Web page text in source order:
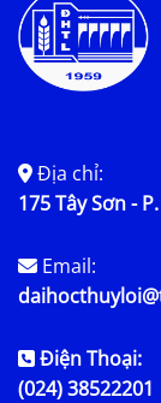
Địa chỉ:
175 Tây Sơn -
Email:
Điện Thoại:
(024) 38522201